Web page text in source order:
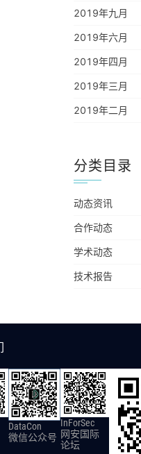
2019年九月
2019年六月
2019年四月
2019年三月
2019年二月
分类目录
动态资讯
合作动态
学术动态
技术报告
DataCon
微信公众号
InForSec
网安国际
论坛